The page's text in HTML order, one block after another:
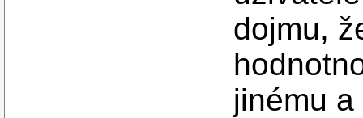
dojmu,
jinému